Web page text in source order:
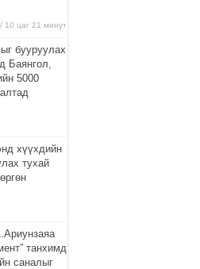
10 цаг 21 минут
бууруулах
Баянгол,
5000
хүүхдийн
тухай
танхимд
саналыг